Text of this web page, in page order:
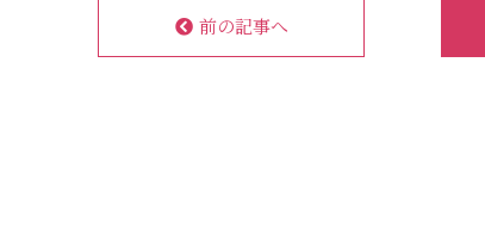
前の記事へ